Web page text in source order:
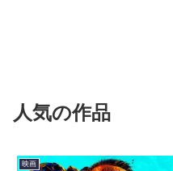
人気の作品
映画